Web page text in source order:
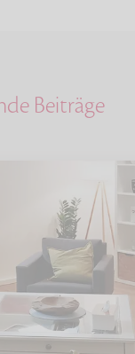
Beiträge